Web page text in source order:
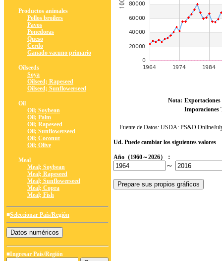
Productos animales
Pollos broilers
Pavos
Ponedoras
Queso
Cerdo
Ganado vacuno primario
Oilseeds
Soya
Oilseed; Rapeseed
Oilseed; Sunflowerseed
Oil
Oil; Soybean
Oil; Palm
Oil; Rapeseed
Oil; Sunflowerseed
Oil; Coconut
Oil; Olive
Meal
Meal; Soybean
Meal; Rapeseed
Meal; Sunflowerseed
Meal; Copra
Meal; Fish
■Seleccionar País/Región
■Ingresar País/Región
Nota: Exportaciones
Imporaciones
Fuente de Datos: USDA: PS&D Online
Ud. Puede cambiar los siguientes valores
Año（1960～2026）：
～